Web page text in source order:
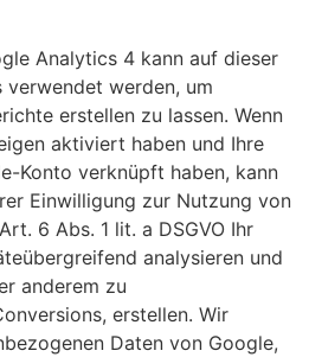
Analytics 4 kann auf dieser
verwendet werden, um
erstellen zu lassen. Wenn
aktiviert haben und Ihre
Konto verknüpft haben, kann
Einwilligung zur Nutzung von
6 Abs. 1 lit. a DSGVO Ihr
analysieren und
anderem zu
erstellen. Wir
Daten von Google,